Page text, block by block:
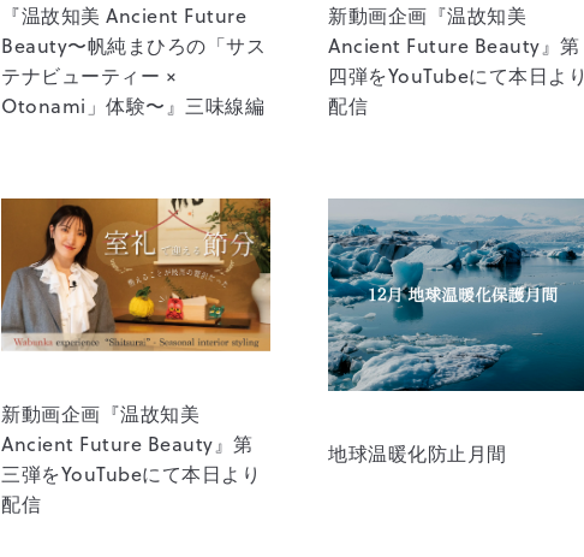
『温故知美 Ancient Future
Beauty〜帆純まひろの「サス
テナビューティー ×
Otonami」体験〜』三味線編
新動画企画『温故知美
Ancient Future Beauty』第
四弾をYouTubeにて本日より
配信
新動画企画『温故知美
Ancient Future Beauty』第
三弾をYouTubeにて本日より
配信
地球温暖化防止月間